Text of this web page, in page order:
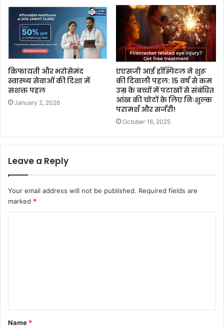
किफायती और भरोसेमंद
स्वास्थ्य सेवाओं की दिशा में
सशक्त पहल
January 2, 2026
एएसजी आई हॉस्पिटल ने शुरू
की दिवाली पहल: 15 वर्ष से कम
उम्र के बच्चों में पटाखों से संबंधित
आंख की चोटों के लिए निःशुल्क
परामर्श और सर्जरी!
October 16, 2025
Leave a Reply
Your email address will not be published. Required fields are
marked *
Name *